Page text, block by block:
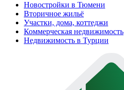
Новостройки в Тюмени
Вторичное жильё
Участки, дома, коттеджи
Коммерческая недвижимость
Недвижимость в Турции